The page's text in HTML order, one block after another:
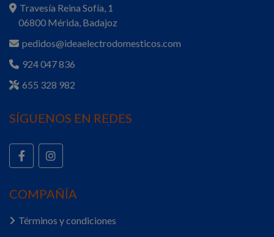
Travesía Reina Sofía, 1
06800 Mérida, Badajoz
pedidos@ideaelectrodomesticos.com
924 047 836
655 328 982
SÍGUENOS EN REDES
COMPAÑÍA
Términos y condiciones